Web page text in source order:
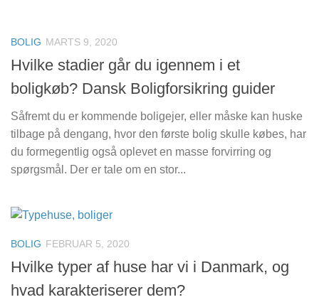
BOLIG MARTS 9, 2020
Hvilke stadier går du igennem i et
boligkøb? Dansk Boligforsikring guider
Såfremt du er kommende boligejer, eller måske kan huske
tilbage på dengang, hvor den første bolig skulle købes, har
du formegentlig også oplevet en masse forvirring og
spørgsmål. Der er tale om en stor...
BOLIG FEBRUAR 5, 2020
Hvilke typer af huse har vi i Danmark, og
hvad karakteriserer dem?